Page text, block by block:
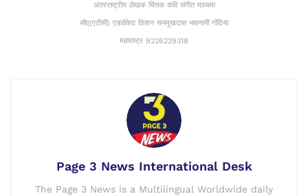
अंतरराष्ट्रीय लेखक चिंतक कवि संगीत माध्यमा
सीए(एटीसी) एडवोकेट किशन सनमुखदास भावनानीं गोंदिया
महाराष्ट्र 9226229318
Page 3 News International Desk
The Page 3 News is a Multilingual Worldwide daily